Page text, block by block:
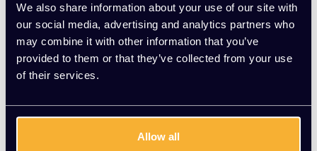
We also share information about your use of our site with
our social media, advertising and analytics partners who
may combine it with other information that you’ve
provided to them or that they’ve collected from your use
of their services.
Allow all